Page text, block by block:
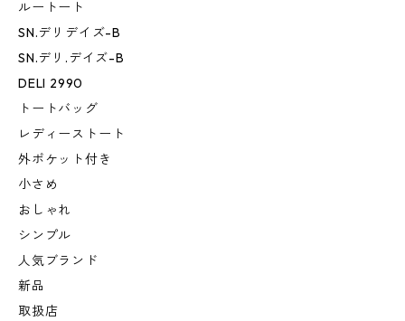
ルートート
SN.デリデイズ-B
SN.デリ.デイズ-B
DELI 2990
トートバッグ
レディーストート
外ポケット付き
小さめ
おしゃれ
シンプル
人気ブランド
新品
取扱店